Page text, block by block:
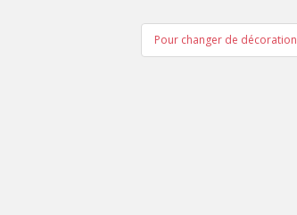
Pour changer de décoration